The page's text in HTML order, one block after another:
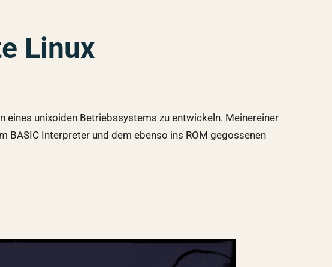
Linux
eines unixoiden Betriebssystems zu entwickeln. Meinereiner
BASIC Interpreter und dem ebenso ins ROM gegossenen